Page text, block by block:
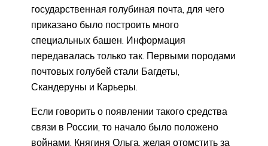
государственная голубиная почта, для чего
приказано было построить много
специальных башен. Информация
передавалась только так. Первыми породами
почтовых голубей стали Багдеты,
Скандеруны и Карьеры.
Если говорить о появлении такого средства
связи в России, то начало было положено
войнами. Княгиня Ольга, желая отомстить за